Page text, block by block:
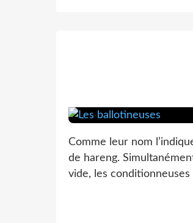
Comme leur nom
de hareng.
vide, les